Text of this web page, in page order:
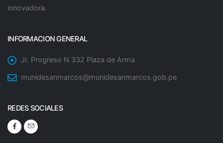
innovadora.
INFORMACION GENERAL
Jr. Progreso N 332 Plaza de Arma
munidesanmarcos@munidesanmarcos.gob.pe
REDES SOCIALES